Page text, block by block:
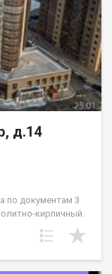
д.14
по документам 3
кирпичный.
. Этаж — 10/17.
(с кухней-нишей).